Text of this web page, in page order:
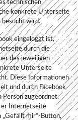
technischen
konkrete Unterseite
besucht wird.
eingeloggt ist,
durch die
des jeweiligen
Unterseite
Diese Informationen
und durch Facebook
Person zugeordnet.
Internetseite
„Gefällt mir“-Button,